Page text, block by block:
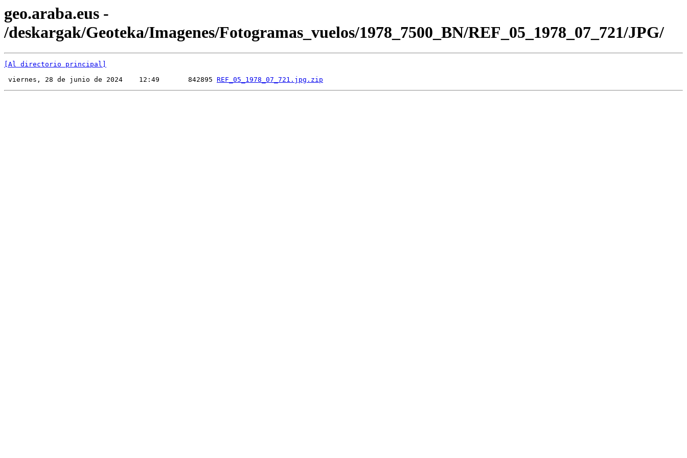
geo.araba.eus -
/deskargak/Geoteka/Imagenes/Fotogramas_vuelos/1978_7500_BN/REF_05_1978_07_721/JPG/
[Al directorio principal]
viernes, 28 de junio de 2024    12:49       842895 REF_05_1978_07_721.jpg.zip